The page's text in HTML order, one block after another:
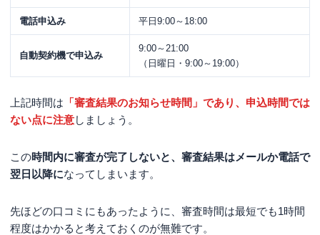
電話申込み 平日9:00～18:00
自動契約機で申込み
9:00～21:00
（日曜日・9:00～19:00）
上記時間は 「審査結果のお知らせ時間」であり、申込時間では
ない点に注意しましょう。
この時間内に審査が完了しないと、審査結果はメールか電話で
翌日以降になってしまいます。
先ほどの口コミにもあったように、審査時間は最短でも1時間
程度はかかると考えておくのが無難です。